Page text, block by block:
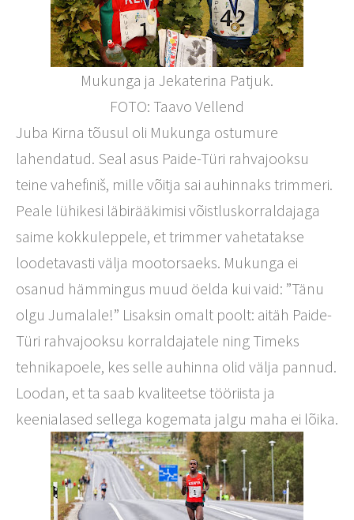
Mukunga ja Jekaterina Patjuk.
FOTO: Taavo Vellend
Juba Kirna tõusul oli Mukunga ostumure
lahendatud. Seal asus Paide-Türi rahvajooksu
teine vahefiniš, mille võitja sai auhinnaks trimmeri.
Peale lühikesi läbirääkimisi võistluskorraldajaga
saime kokkuleppele, et trimmer vahetatakse
loodetavasti välja mootorsaeks. Mukunga ei
osanud hämmingus muud öelda kui vaid: ”Tänu
olgu Jumalale!” Lisaksin omalt poolt: aitäh Paide-
Türi rahvajooksu korraldajatele ning Timeks
tehnikapoele, kes selle auhinna olid välja pannud.
Loodan, et ta saab kvaliteetse tööriista ja
keenialased sellega kogemata jalgu maha ei lõika.